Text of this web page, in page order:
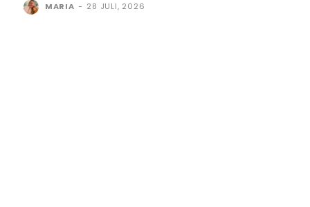
MARIA - 28 JULI, 2026